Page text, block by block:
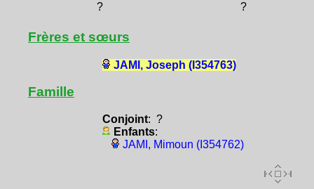
?
?
Frères et sœurs
JAMI, Joseph (I354763)
Famille
Conjoint: ?
Enfants:
JAMI, Mimoun (I354762)